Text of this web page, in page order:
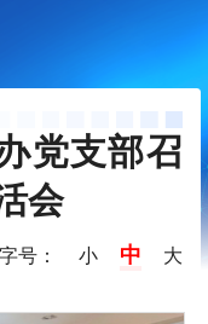
党支部召
会
字号： 小 中 大